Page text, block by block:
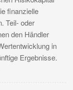
finanzielle
Teil- oder
den Händler
in
Ergebnisse.